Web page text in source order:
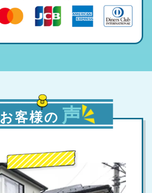
お客様の 声